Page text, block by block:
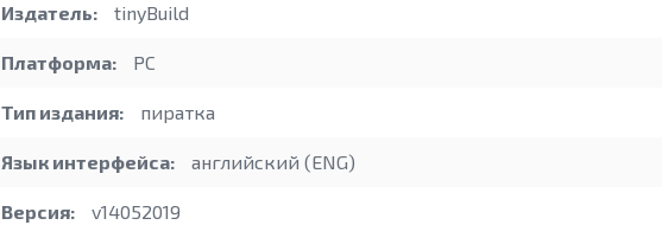
Издатель: tinyBuild
Платформа: PC
Тип издания: пиратка
Язык интерфейса: английский (ENG)
Версия: v14052019